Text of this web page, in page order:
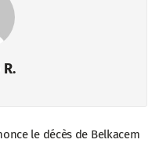
le décès de Belkacem